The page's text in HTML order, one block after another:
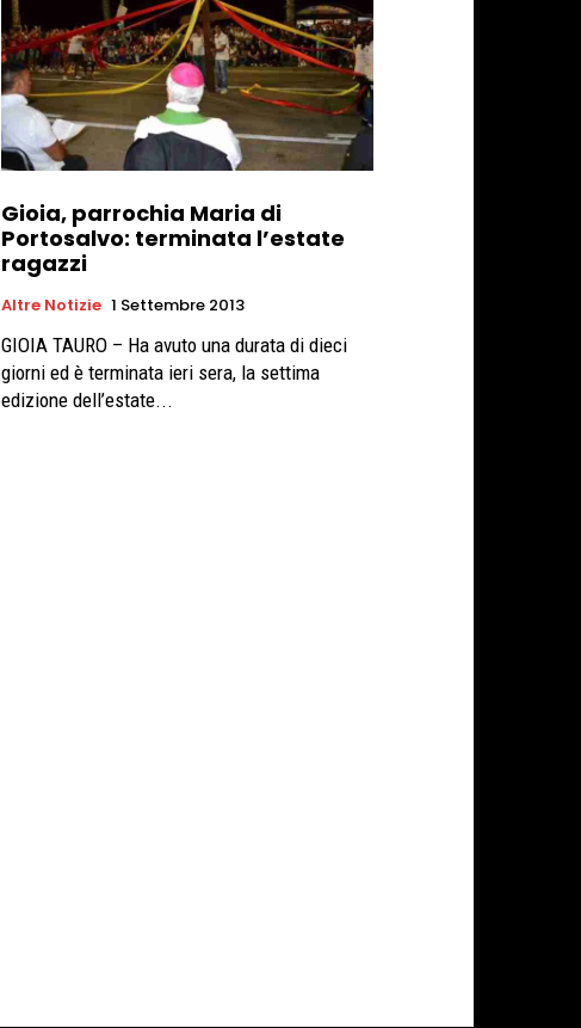
Gioia, parrochia Maria di
Portosalvo: terminata l’estate
ragazzi
Altre Notizie 1 Settembre 2013
GIOIA TAURO – Ha avuto una durata di dieci
giorni ed è terminata ieri sera, la settima
edizione dell’estate...